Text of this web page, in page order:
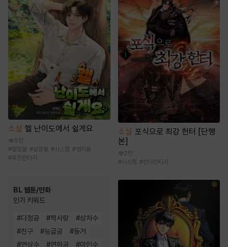
소설 헬 난이도에서 쉴게요
5만
# 힐링물 #성장물 #시스템 #영지물
#퓨전판타지
BL 웹툰/만화
인기 키워드
#다정공 #짝사랑 #상처수
#친구 #능글공 #동거
#연상수 #연하공 #미인수
소설 포식으로 최강 헌터 [단행
본]
2만
#시스템 #현대판타지